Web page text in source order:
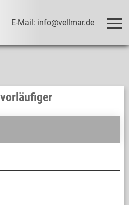
E-Mail: info@vellmar.de